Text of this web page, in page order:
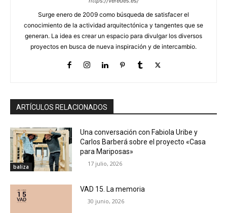
Surge enero de 2009 como búsqueda de satisfacer el
conocimiento de la actividad arquitectónica y tangentes que se
generan. La idea es crear un espacio para divulgar los diversos
proyectos en busca de nueva inspiración y de intercambio.
ARTÍCULOS RELACIONADOS
baliza
Una conversación con Fabiola Uribe y
Carlos Barberá sobre el proyecto «Casa
para Mariposas»
17 julio, 2026
VAD 15. La memoria
30 junio, 2026